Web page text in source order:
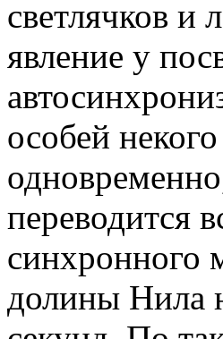
светлячков и
явление у
особей
переводится
синхронного
долины Нила